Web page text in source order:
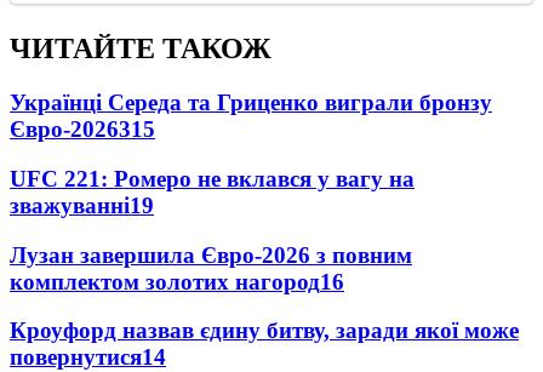
ЧИТАЙТЕ ТАКОЖ
Українці Середа та Гриценко виграли бронзу
Євро-2026315
UFC 221: Ромеро не вклався у вагу на
зважуванні19
Лузан завершила Євро-2026 з повним
комплектом золотих нагород16
Кроуфорд назвав єдину битву, заради якої може
повернутися14